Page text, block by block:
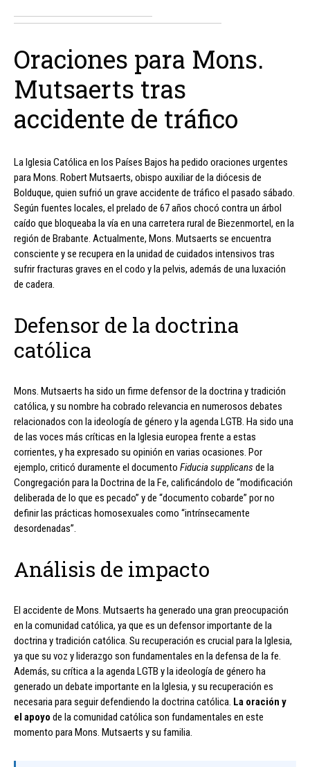
Oraciones para Mons.
Mutsaerts tras
accidente de tráfico
La Iglesia Católica en los Países Bajos ha pedido oraciones urgentes
para Mons. Robert Mutsaerts, obispo auxiliar de la diócesis de
Bolduque, quien sufrió un grave accidente de tráfico el pasado sábado.
Según fuentes locales, el prelado de 67 años chocó contra un árbol
caído que bloqueaba la vía en una carretera rural de Biezenmortel, en la
región de Brabante. Actualmente, Mons. Mutsaerts se encuentra
consciente y se recupera en la unidad de cuidados intensivos tras
sufrir fracturas graves en el codo y la pelvis, además de una luxación
de cadera.
Defensor de la doctrina
católica
Mons. Mutsaerts ha sido un firme defensor de la doctrina y tradición
católica, y su nombre ha cobrado relevancia en numerosos debates
relacionados con la ideología de género y la agenda LGTB. Ha sido una
de las voces más críticas en la Iglesia europea frente a estas
corrientes, y ha expresado su opinión en varias ocasiones. Por
ejemplo, criticó duramente el documento Fiducia supplicans de la
Congregación para la Doctrina de la Fe, calificándolo de “modificación
deliberada de lo que es pecado” y de “documento cobarde” por no
definir las prácticas homosexuales como “intrínsecamente
desordenadas”.
Análisis de impacto
El accidente de Mons. Mutsaerts ha generado una gran preocupación
en la comunidad católica, ya que es un defensor importante de la
doctrina y tradición católica. Su recuperación es crucial para la Iglesia,
ya que su voz y liderazgo son fundamentales en la defensa de la fe.
Además, su crítica a la agenda LGTB y la ideología de género ha
generado un debate importante en la Iglesia, y su recuperación es
necesaria para seguir defendiendo la doctrina católica. La oración y
el apoyo de la comunidad católica son fundamentales en este
momento para Mons. Mutsaerts y su familia.